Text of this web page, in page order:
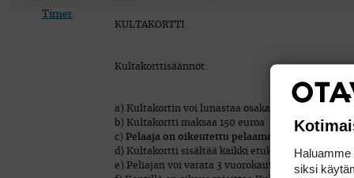
Timer
KULTAKORTTI
Kultakorttisäännöt:
a) Kultakortin voi lunastaa osakas, joka käyttää
b) Kultakortti maksaa 150 euroa
c) Pelaaja on oikeutettu pelaamaan kaikilla
d) Kultakortti sisältää kaikki etukortin edut
e) Peliajan voi varata 3 vuorokautta ennen
Haluamme
siksi